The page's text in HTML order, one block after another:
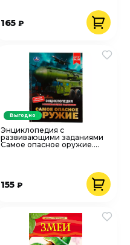
165₽
Энциклопедия с
развивающими заданиями
Самое опасное оружие.
155₽
Выгодно